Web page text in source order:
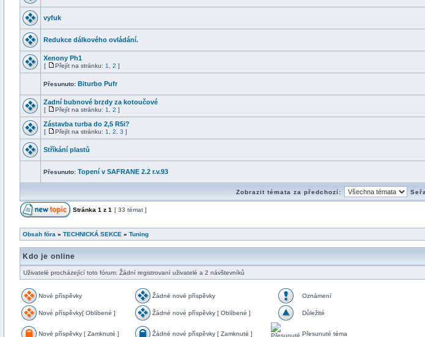
vyfuk
Redukce dálkového ovládání.
Xenony Ph1
[ Přejít na stránku: 1 2 ]
Přesunuto: Biturbo Pufr
Zadní bubnové brzdy za kotoučové
[ Přejít na stránku: 1 2 ]
Zástavba turba do 2,5 R5i?
[ Přejít na stránku: 1 2 3 ]
Stříkání plastů
Přesunuto: Topení v SAFRANE 2.2 r.v.93
Zobrazit témata za předchozí:
Stránka 1 z 1 [ 33 témat ]
Obsah fóra » TECHNICKÁ SEKCE » Tuning
Kdo je online
Uživatelé procházející toto fórum: Žádní registrovaní uživatelé a 2 návštevníků
Nové příspěvky Žádné nové příspěvky Oznámení
Nové příspěvky[ Oblíbené ] Žádné nové příspěvky [ Oblíbené ] Důležité
Nové příspěvky [ Zamknuté ] Žádné nové příspěvky [ Zamknuté ] Přesunuté téma